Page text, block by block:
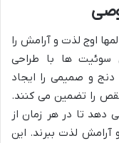
اوج لذت و آرامش را
سوئیت ها با طراحی
و صمیمی را ایجاد
را تضمین می کنند.
دهد تا در هر زمان از
آرامش لذت ببرند. این